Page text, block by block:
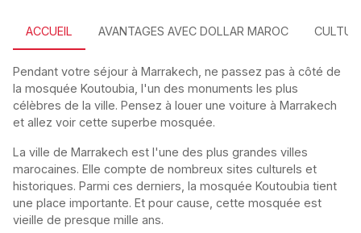
ACCUEIL AVANTAGES AVEC DOLLAR MAROC
Pendant votre séjour à Marrakech, ne passez pas à côté de
la mosquée Koutoubia, l'un des monuments les plus
célèbres de la ville. Pensez à louer une voiture à Marrakech
et allez voir cette superbe mosquée.
La ville de Marrakech est l'une des plus grandes villes
marocaines. Elle compte de nombreux sites culturels et
historiques. Parmi ces derniers, la mosquée Koutoubia tient
une place importante. Et pour cause, cette mosquée est
vieille de presque mille ans.